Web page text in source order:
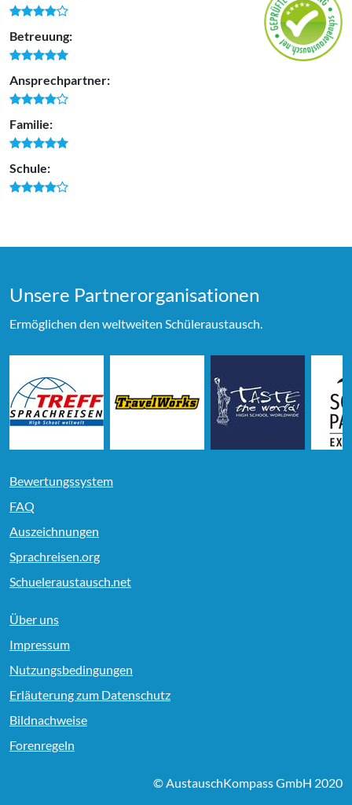
Betreuung:
Ansprechpartner:
Familie:
Schule:
Unsere Partner­organi­sationen
Ermöglichen den weltweiten Schüleraustausch.
Bewertungssystem
FAQ
Auszeichnungen
Sprachreisen.org
Schueleraustausch.net
Über uns
Impressum
Nutzungsbedingungen
Erläuterung zum Datenschutz
Bildnachweise
Forenregeln
© AustauschKompass GmbH 2020